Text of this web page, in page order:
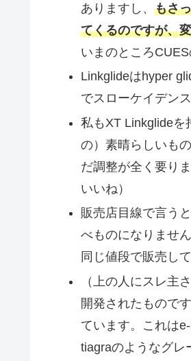
ありますし、 もさ
てくるのですが、
いまのところ
Linkglideはhyper
でスローケイデン
私もXT Linkglideを
の）素晴らしいも
だ調整が全く要り
いいね）
販売店目線で言う
べものになりませ
同じ値段で販売し
（上の人にスレ主
開発されたもので
ています。これは
tiagraのようなグレ